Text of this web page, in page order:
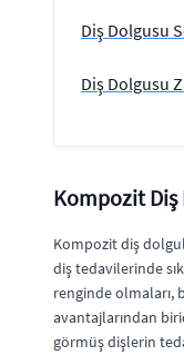
Diş Dolgusu
Diş Dolgusu
Kompozit Diş
Kompozit diş
diş tedavilerinde
renginde
avantajlarından
görmüş dişlerin